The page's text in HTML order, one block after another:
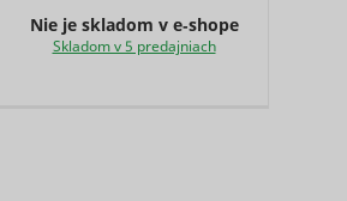
Nie je skladom v e‑shope
Skladom v 5 predajniach